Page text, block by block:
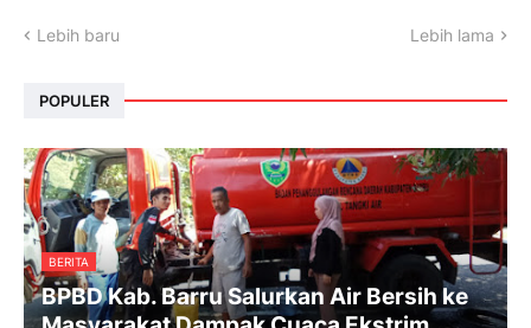
Lebih baru Lebih lama
POPULER
BERITA
BPBD Kab. Barru Salurkan Air Bersih ke